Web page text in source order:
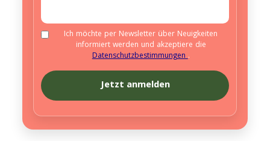
Ich möchte per Newsletter über Neuigkeiten
informiert werden und akzeptiere die
Datenschutzbestimmungen.